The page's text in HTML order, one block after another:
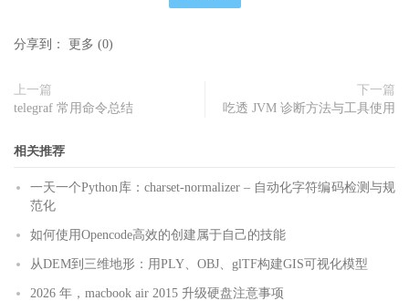
分享到： 更多 (0)
上一篇
telegraf 常用命令总结
下一篇
吃透 JVM 诊断方法与工具使用
相关推荐
一天一个Python库：charset-normalizer – 自动化字符编码检测与规
范化
如何使用Opencode高效的创建属于自己的技能
从DEM到三维地形：用PLY、OBJ、glTF构建GIS可视化模型
2026 年，macbook air 2015 升级硬盘注意事项